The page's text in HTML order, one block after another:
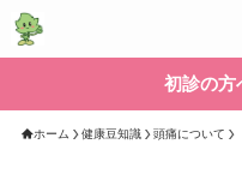
初診の方
ホーム 健康豆知識 頭痛について